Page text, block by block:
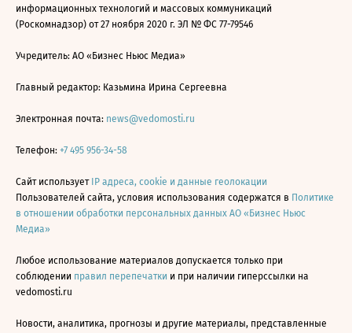
информационных технологий и массовых коммуникаций
(Роскомнадзор) от 27 ноября 2020 г. ЭЛ № ФС 77-79546
Учредитель: АО «Бизнес Ньюс Медиа»
Главный редактор: Казьмина Ирина Сергеевна
Электронная почта: news@vedomosti.ru
Телефон: +7 495 956-34-58
Сайт использует IP адреса, cookie и данные геолокации
Пользователей сайта, условия использования содержатся в Политике
в отношении обработки персональных данных АО «Бизнес Ньюс
Медиа»
Любое использование материалов допускается только при
соблюдении правил перепечатки и при наличии гиперссылки на
vedomosti.ru
Новости, аналитика, прогнозы и другие материалы, представленные